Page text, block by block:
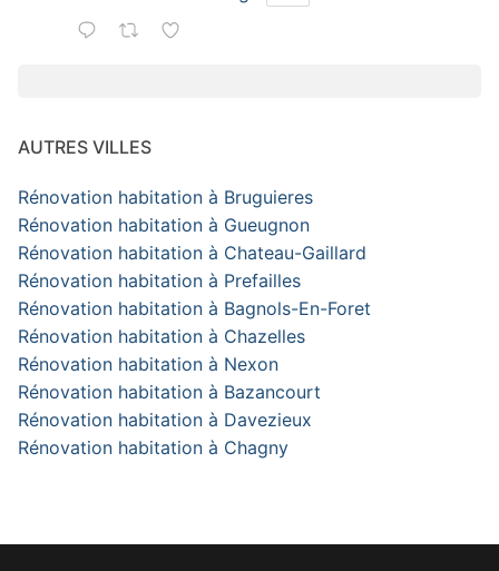
AUTRES VILLES
Rénovation habitation à Bruguieres
Rénovation habitation à Gueugnon
Rénovation habitation à Chateau-Gaillard
Rénovation habitation à Prefailles
Rénovation habitation à Bagnols-En-Foret
Rénovation habitation à Chazelles
Rénovation habitation à Nexon
Rénovation habitation à Bazancourt
Rénovation habitation à Davezieux
Rénovation habitation à Chagny